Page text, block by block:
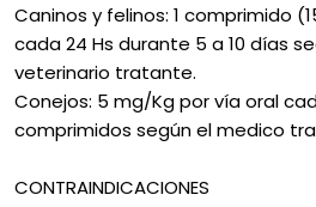
Caninos y felinos: 1 comprimido
cada 24 Hs durante 5 a 10 días
veterinario tratante.
Conejos: 5 mg/Kg por vía oral
comprimidos según el medico
CONTRAINDICACIONES